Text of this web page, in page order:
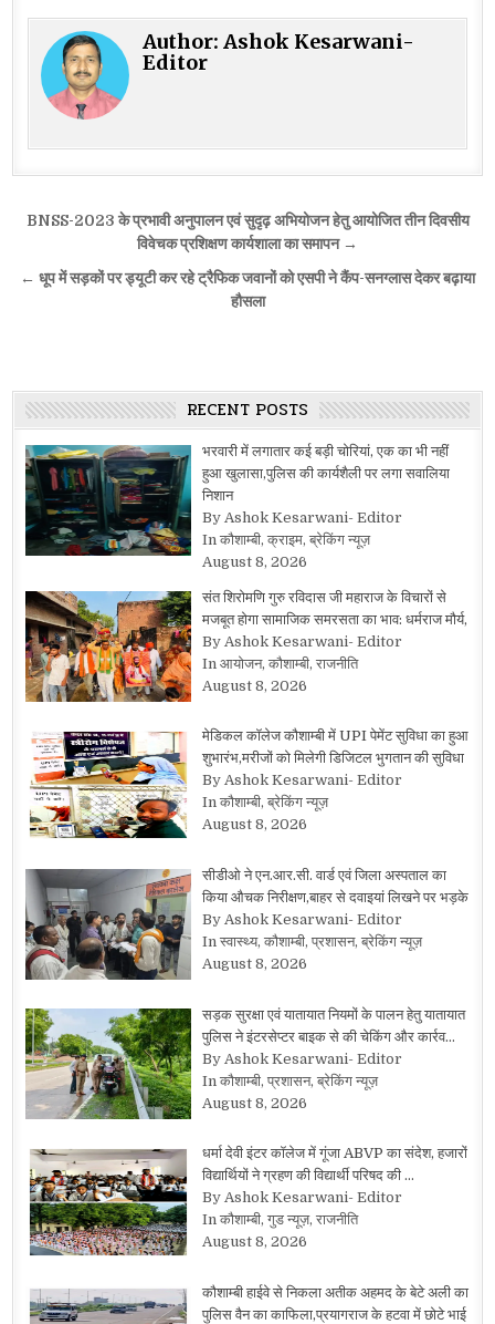
Author:Ashok Kesarwani-
Editor
Post
navigation
BNSS-2023 के प्रभावी अनुपालन एवं सुदृढ़ अभियोजन हेतु आयोजित तीन दिवसीय
विवेचक प्रशिक्षण कार्यशाला का समापन →
← धूप में सड़कों पर ड्यूटी कर रहे ट्रैफिक जवानों को एसपी ने कैंप-सनग्लास देकर बढ़ाया
हौसला
RECENT POSTS
भरवारी में लगातार कई बड़ी चोरियां, एक का भी नहीं
हुआ खुलासा,पुलिस की कार्यशैली पर लगा सवालिया
निशान
By Ashok Kesarwani- Editor
In कौशाम्बी, क्राइम, ब्रेकिंग न्यूज़
August 8, 2026
संत शिरोमणि गुरु रविदास जी महाराज के विचारों से
मजबूत होगा सामाजिक समरसता का भाव: धर्मराज मौर्य,
By Ashok Kesarwani- Editor
In आयोजन, कौशाम्बी, राजनीति
August 8, 2026
मेडिकल कॉलेज कौशाम्बी में UPI पेमेंट सुविधा का हुआ
शुभारंभ,मरीजों को मिलेगी डिजिटल भुगतान की सुविधा
By Ashok Kesarwani- Editor
In कौशाम्बी, ब्रेकिंग न्यूज़
August 8, 2026
सीडीओ ने एन.आर.सी. वार्ड एवं जिला अस्पताल का
किया औचक निरीक्षण,बाहर से दवाइयां लिखने पर भड़के
By Ashok Kesarwani- Editor
In स्वास्थ्य, कौशाम्बी, प्रशासन, ब्रेकिंग न्यूज़
August 8, 2026
सड़क सुरक्षा एवं यातायात नियमों के पालन हेतु यातायात
पुलिस ने इंटरसेप्टर बाइक से की चेकिंग और कार्रव…
By Ashok Kesarwani- Editor
In कौशाम्बी, प्रशासन, ब्रेकिंग न्यूज़
August 8, 2026
धर्मा देवी इंटर कॉलेज में गूंजा ABVP का संदेश, हजारों
विद्यार्थियों ने ग्रहण की विद्यार्थी परिषद की …
By Ashok Kesarwani- Editor
In कौशाम्बी, गुड न्यूज़, राजनीति
August 8, 2026
कौशाम्बी हाईवे से निकला अतीक अहमद के बेटे अली का
पुलिस वैन का काफिला,प्रयागराज के हटवा में छोटे भाई